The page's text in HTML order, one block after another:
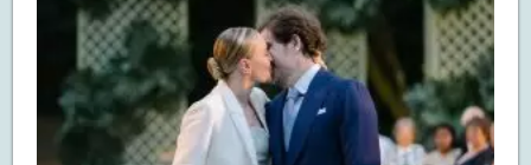
LUA DE MEL
COZINHA
DECORAÇÃO
DE NOIVA PRA NOIVA
S.O.S CASADAS